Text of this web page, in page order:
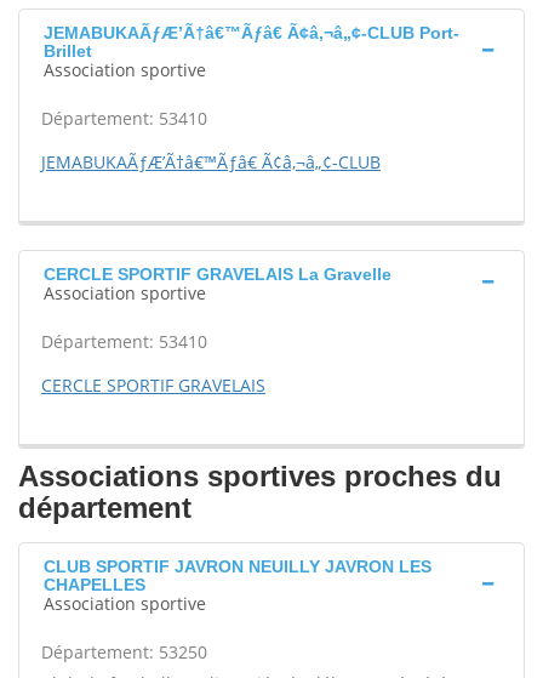
JEMABUKAÃƒÆ’Ã†â€™Ãƒâ€ Ã¢â‚¬â„¢-CLUB Port-
Brillet
Association sportive
Département: 53410
JEMABUKAÃƒÆ’Ã†â€™Ãƒâ€ Ã¢â‚¬â„¢-CLUB
CERCLE SPORTIF GRAVELAIS La Gravelle
Association sportive
Département: 53410
CERCLE SPORTIF GRAVELAIS
Associations sportives proches du
département
CLUB SPORTIF JAVRON NEUILLY JAVRON LES
CHAPELLES
Association sportive
Département: 53250